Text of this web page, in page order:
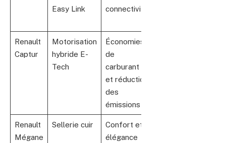
Easy Link
connectivité
Renault
Captur
Motorisation
hybride E-
Tech
Économies
de
carburant
et réduction
des
émissions
Renault
Mégane
Sellerie cuir
Confort et
élégance